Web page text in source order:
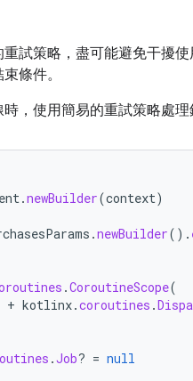
試策略，盡可能避免干擾
條件。
時，使用簡易的重試策略處理
.newBuilder(context)
.newBuilder().
.CoroutineScope(
+ kotlinx.coroutines .
.Job? = null